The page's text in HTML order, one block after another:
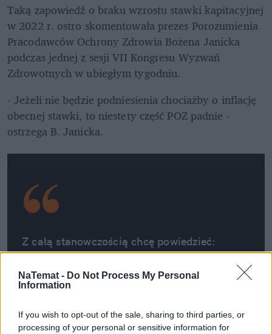
NaTemat - Do Not Process My Personal
Information
If you wish to opt-out of the sale, sharing to third parties, or
processing of your personal or sensitive information for
Taką zapowiedź o braku wzrostu stawki kapitacyjnej
w 2022 r. ostro skomentowała prezes Porozumienia
Pracodawców Ochrony Zdrowia Bożena Janicka
podczas jednej z sesji VII Kongresu Wyzwań
Zdrowotnych w ubiegłym tygodniu.
- Jeżeli nie będzie podniesienia chociażby o inflację
obecnej stawki, to niestety część POZ padnie -
ostrzega B. Janicka.
Z całą stanowczością chcę powiedzieć:
jeżeli skupicie się tylko na częściach
zmiennych, czyli na tym, że nie będzie
podniesienia chociażby o   inflację
POZ będzie musiała naturalnie umrzeć.